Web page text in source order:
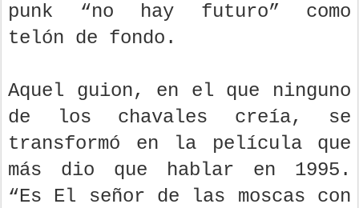
punk “no hay futuro” como
telón de fondo.
Aquel guion, en el que ninguno
de los chavales creía, se
transformó en la película que
más dio que hablar en 1995.
“Es El señor de las moscas con